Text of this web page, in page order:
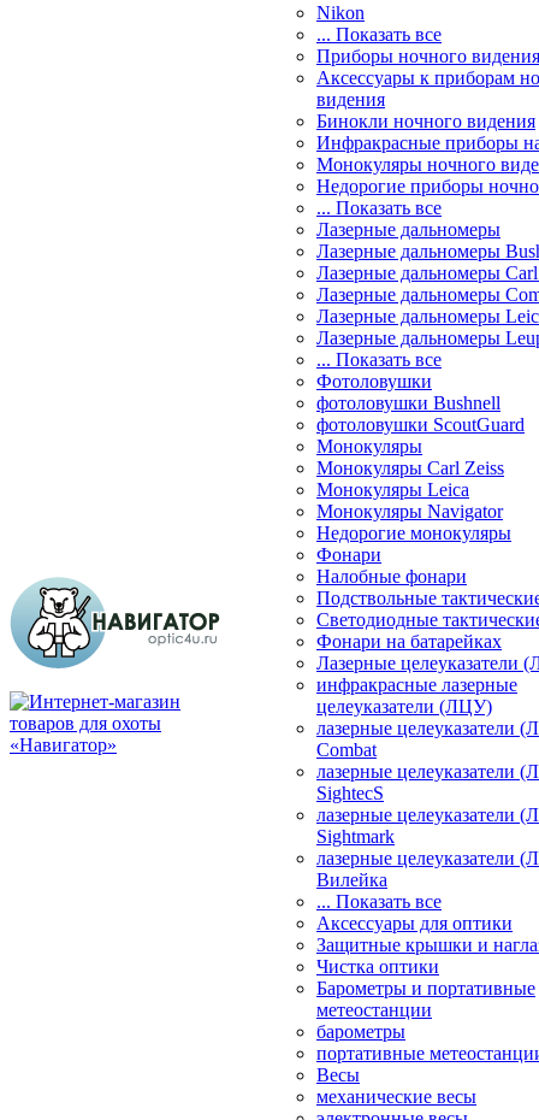
Nikon
... Показать все
Приборы ночного видения
Аксессуары к приборам
видения
Бинокли ночного видения
Инфракрасные приборы
Монокуляры ночного
Недорогие приборы
... Показать все
Лазерные дальномеры
Лазерные дальномеры
Лазерные дальномеры
Лазерные дальномеры
Лазерные дальномеры
Лазерные дальномеры
... Показать все
Фотоловушки
фотоловушки Bushnell
фотоловушки ScoutGuard
Монокуляры
Монокуляры Carl Zeiss
Монокуляры Leica
Монокуляры Navigator
Недорогие монокуляры
Фонари
Налобные фонари
Подствольные
Светодиодные
Фонари на батарейках
Лазерные целеуказатели
инфракрасные лазерные
целеуказатели (ЛЦУ)
лазерные целеуказатели
Combat
лазерные целеуказатели
SightecS
лазерные целеуказатели
Sightmark
лазерные целеуказатели
Вилейка
... Показать все
Аксессуары для оптики
Защитные крышки и
Чистка оптики
Барометры и портативные
метеостанции
барометры
портативные
Весы
механические весы